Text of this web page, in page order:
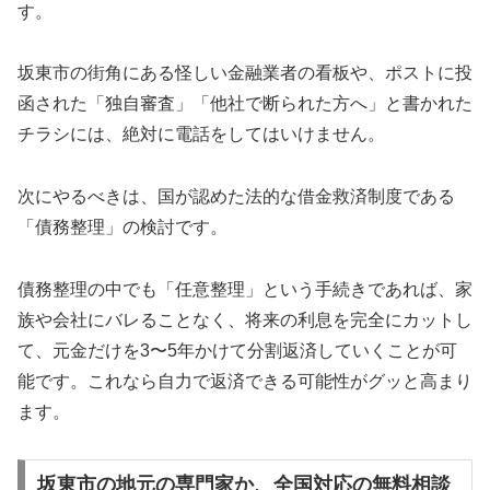
す。
坂東市の街角にある怪しい金融業者の看板や、ポストに投
函された「独自審査」「他社で断られた方へ」と書かれた
チラシには、絶対に電話をしてはいけません。
次にやるべきは、国が認めた法的な借金救済制度である
「債務整理」の検討です。
債務整理の中でも「任意整理」という手続きであれば、家
族や会社にバレることなく、将来の利息を完全にカットし
て、元金だけを3〜5年かけて分割返済していくことが可
能です。これなら自力で返済できる可能性がグッと高まり
ます。
坂東市の地元の専門家か、全国対応の無料相談